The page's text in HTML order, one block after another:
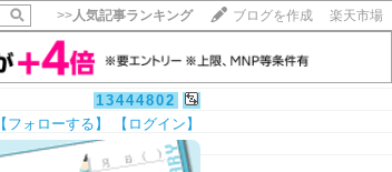
>>人気記事ランキング ブログを作成 楽天市場
13444802
【フォローする】 【ログイン】
15記事にいいね！で1ポイント